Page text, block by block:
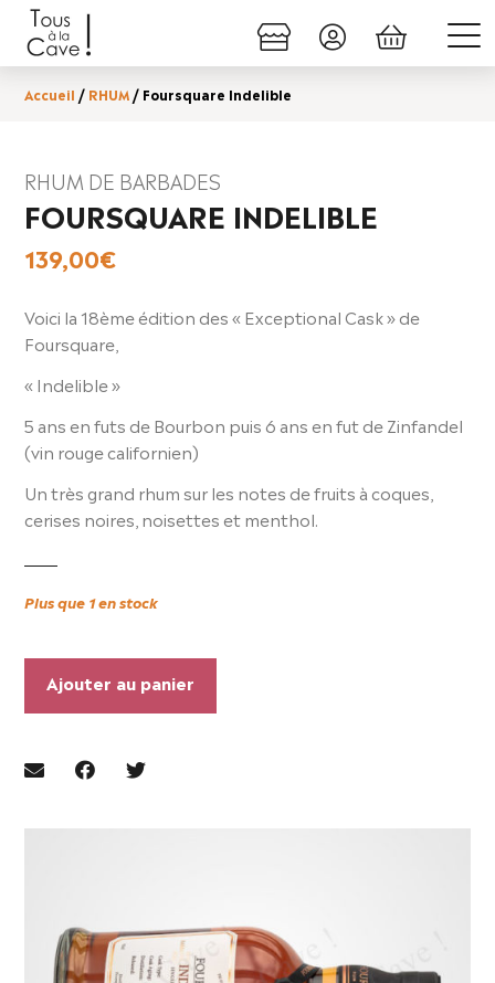
Accueil / RHUM / Foursquare Indelible
RHUM DE BARBADES
FOURSQUARE INDELIBLE
139,00€
Voici la 18ème édition des « Exceptional Cask » de
Foursquare,
« Indelible »
5 ans en futs de Bourbon puis 6 ans en fut de Zinfandel
(vin rouge californien)
Un très grand rhum sur les notes de fruits à coques,
cerises noires, noisettes et menthol.
Plus que 1 en stock
Ajouter au panier